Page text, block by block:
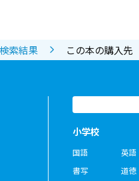
検索結果 この本の購入先
小学校
国語
書写
英語
道徳